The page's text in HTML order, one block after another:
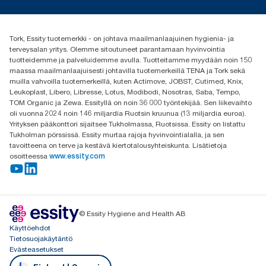
(+358) 9 5068 8222
Oy Essity Finland Ab
Revontulenkuja 1
02100 Espoo
Tork, Essity tuotemerkki - on johtava maailmanlaajuinen hygienia- ja
terveysalan yritys. Olemme sitoutuneet parantamaan hyvinvointia
tuotteidemme ja palveluidemme avulla. Tuotteitamme myydään noin 150
maassa maailmanlaajuisesti johtavilla tuotemerkeillä TENA ja Tork sekä
muilla vahvoilla tuotemerkeillä, kuten Actimove, JOBST, Cutimed, Knix,
Leukoplast, Libero, Libresse, Lotus, Modibodi, Nosotras, Saba, Tempo,
TOM Organic ja Zewa. Essityllä on noin 36 000 työntekijää. Sen liikevaihto
oli vuonna 2024 noin 146 miljardia Ruotsin kruunua (13 miljardia euroa).
Yrityksen pääkonttori sijaitsee Tukholmassa, Ruotsissa. Essity on listattu
Tukholman pörssissä. Essity murtaa rajoja hyvinvointialalla, ja sen
tavoitteena on terve ja kestävä kiertotalousyhteiskunta. Lisätietoja
osoitteessa www.essity.com
© Essity Hygiene and Health AB
Käyttöehdot
Tietosuojakäytäntö
Evästeasetukset